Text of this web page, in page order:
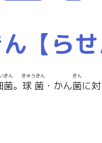
【らせ
菌
きん
。 球菌
きゅうきん
・かん菌
きん
に